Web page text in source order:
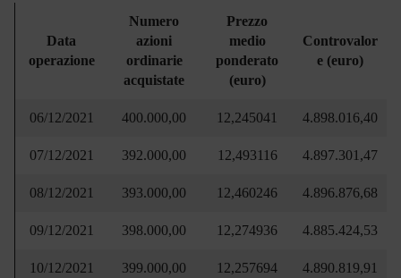
Data
operazione
Numero
azioni
ordinarie
acquistate
Prezzo
medio
ponderato
(euro)
Controvalor
e (euro)
06/12/2021 400.000,00 12,245041 4.898.016,40
07/12/2021 392.000,00 12,493116 4.897.301,47
08/12/2021 393.000,00 12,460246 4.896.876,68
09/12/2021 398.000,00 12,274936 4.885.424,53
10/12/2021 399.000,00 12,257694 4.890.819,91